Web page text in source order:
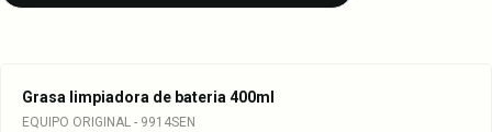
Grasa limpiadora de bateria 400ml
EQUIPO ORIGINAL - 9914SEN